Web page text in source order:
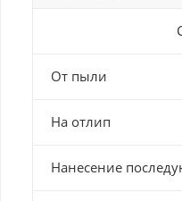
От пыли
На отлип
Нанесение